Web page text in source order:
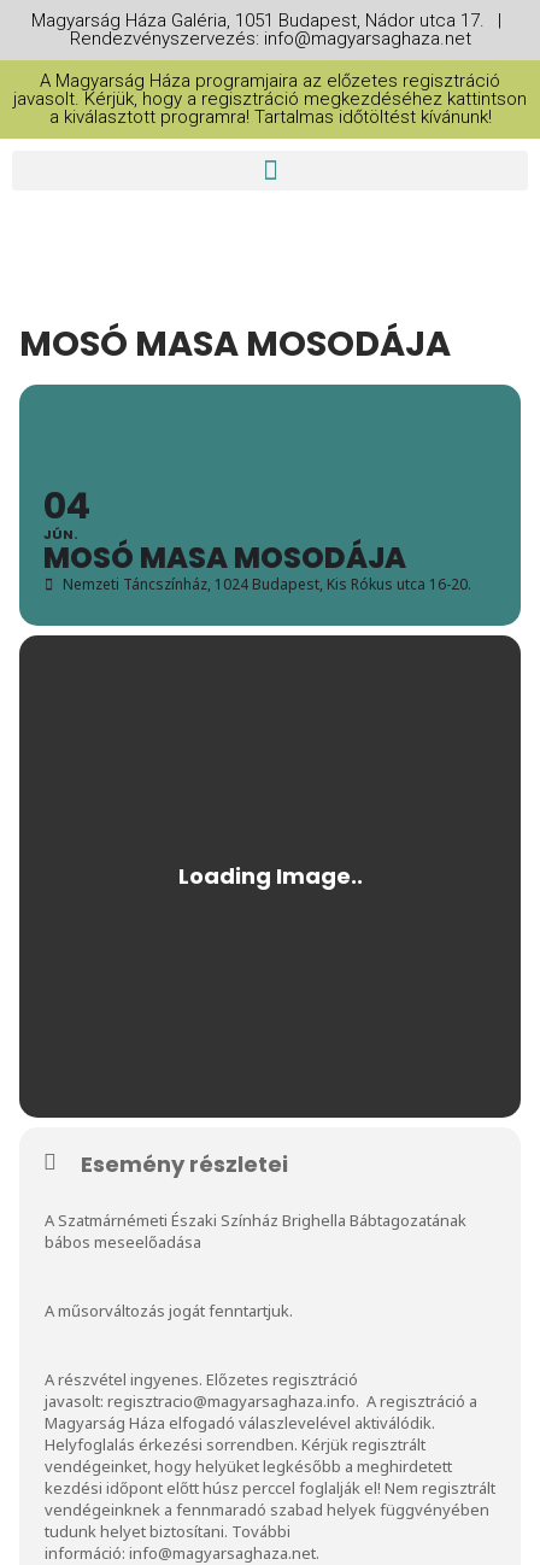
Magyarság Háza Galéria, 1051 Budapest, Nádor utca 17. |
Rendezvényszervezés: info@magyarsaghaza.net
A Magyarság Háza programjaira az előzetes regisztráció
javasolt. Kérjük, hogy a regisztráció megkezdéséhez kattintson
a kiválasztott programra! Tartalmas időtöltést kívánunk!
MOSÓ MASA MOSODÁJA
04
JÚN.
MOSÓ MASA MOSODÁJA
Nemzeti Táncszínház, 1024 Budapest, Kis Rókus utca 16-20.
Esemény részletei
A Szatmárnémeti Északi Színház Brighella Bábtagozatának
bábos meseelőadása
A műsorváltozás jogát fenntartjuk.
A részvétel ingyenes. Előzetes regisztráció
javasolt: regisztracio@magyarsaghaza.info. A regisztráció a
Magyarság Háza elfogadó válaszlevelével aktiválódik.
Helyfoglalás érkezési sorrendben. Kérjük regisztrált
vendégeinket, hogy helyüket legkésőbb a meghirdetett
kezdési időpont előtt húsz perccel foglalják el! Nem regisztrált
vendégeinknek a fennmaradó szabad helyek függvényében
tudunk helyet biztosítani. További
információ: info@magyarsaghaza.net.